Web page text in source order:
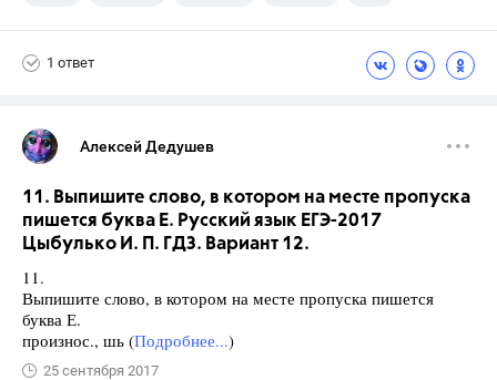
1 ответ
Алексей Дедушев
11. Выпишите слово, в котором на месте пропуска
пишется буква Е. Русский язык ЕГЭ-2017
Цыбулько И. П. ГДЗ. Вариант 12.
11.
Выпишите слово, в котором на месте пропуска пишется
буква Е.
произнос., шь (Подробнее...)
25 сентября 2017